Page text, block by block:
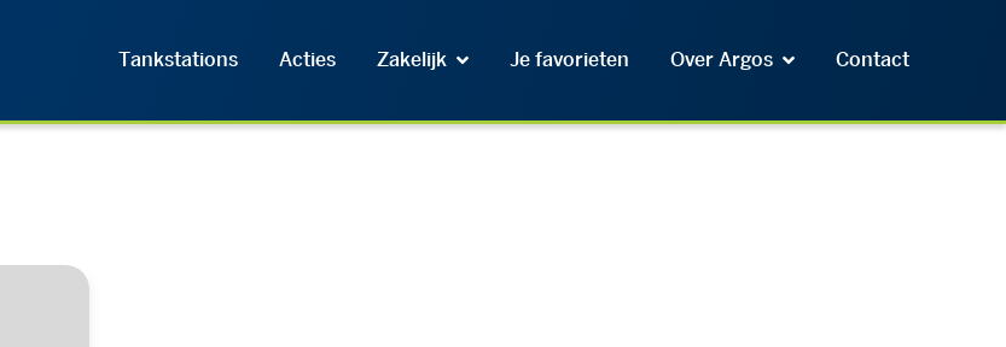
Tankstations Acties Zakelijk Je favorieten Over Argos Contact